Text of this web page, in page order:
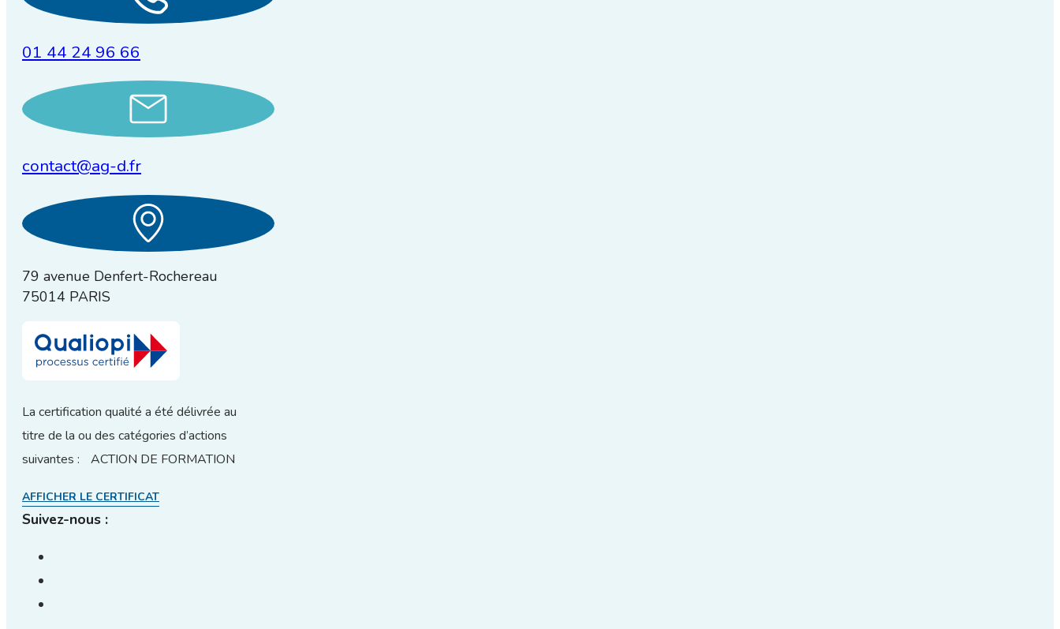
01 44 24 96 66
contact@ag-d.fr
79 avenue Denfert-Rochereau
75014 PARIS
La certification qualité a été délivrée au
titre de la ou des catégories d’actions
suivantes : ACTION DE FORMATION
AFFICHER LE CERTIFICAT
Suivez-nous :